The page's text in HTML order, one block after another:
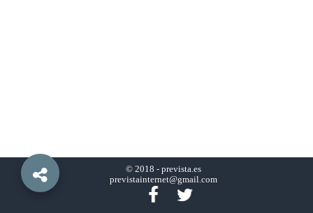
© 2018 - prevista.es
previstainternet@gmail.com